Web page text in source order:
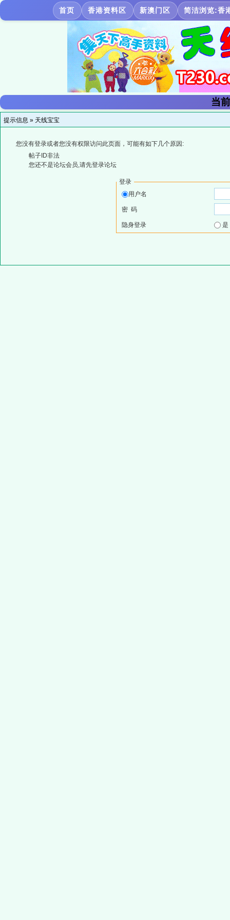
首页 香港资料区 新澳门区 简洁浏览:香
当
提示信息 » 天线宝宝
您没有登录或者您没有权限访问此页面，可能有如下几个原因:
帖子ID非法
您还不是论坛会员,请先登录论坛
登录
用户名
密 码
隐身登录